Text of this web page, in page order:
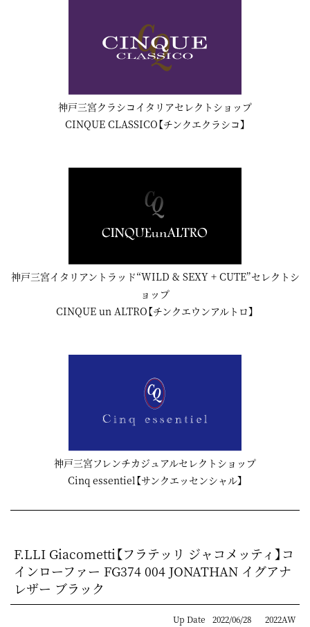
神戸三宮クラシコイタリアセレクトショップ
CINQUE CLASSICO【チンクエクラシコ】
神戸三宮イタリアントラッド“WILD & SEXY + CUTE”セレクトシ
ョップ
CINQUE un ALTRO【チンクエウンアルトロ】
神戸三宮フレンチカジュアルセレクトショップ
Cinq essentiel【サンクエッセンシャル】
F.LLI Giacometti【フラテッリ ジャコメッティ】コ
インローファー FG374 004 JONATHAN イグアナ
レザー ブラック
Up Date 2022/06/28 2022AW